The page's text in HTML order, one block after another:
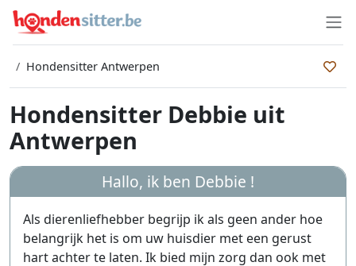
Hondensitter Antwerpen
Hondensitter Debbie uit
Antwerpen
Hallo, ik ben Debbie !
Als dierenliefhebber begrijp ik als geen ander hoe
belangrijk het is om uw huisdier met een gerust
hart achter te laten. Ik bied mijn zorg dan ook met